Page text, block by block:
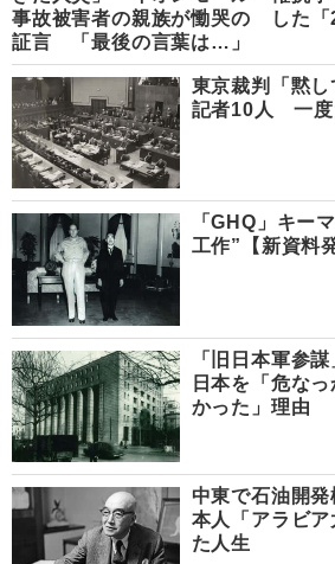
事故被害者の親族が慟哭の
証言 「最後の言葉は…」
した「
東京裁判「黙
記者10人 一度
「GHQ」キー
工作”【新資料
「旧日本軍参
日本を「危な
かった」理由
中東で石油開
本人「アラビ
た人生